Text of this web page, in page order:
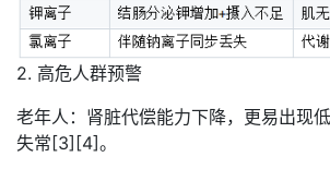
2. 高危人群预警
老年人：肾脏代偿能力下降，更易出现
失常[3][4]。